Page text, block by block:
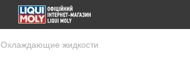
Охлаждающие жидкости